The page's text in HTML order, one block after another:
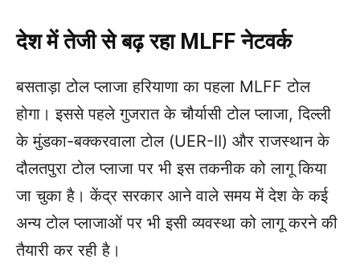
देश में तेजी से बढ़ रहा MLFF नेटवर्क
बसताड़ा टोल प्लाजा हरियाणा का पहला MLFF टोल
होगा। इससे पहले गुजरात के चौर्यासी टोल प्लाजा, दिल्ली
के मुंडका-बक्करवाला टोल (UER-II) और राजस्थान के
दौलतपुरा टोल प्लाजा पर भी इस तकनीक को लागू किया
जा चुका है। केंद्र सरकार आने वाले समय में देश के कई
अन्य टोल प्लाजाओं पर भी इसी व्यवस्था को लागू करने की
तैयारी कर रही है।